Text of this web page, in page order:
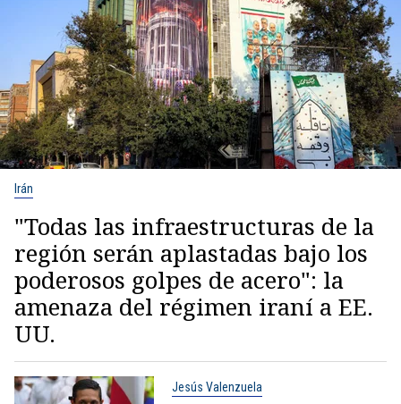
Irán
"Todas las infraestructuras de la
región serán aplastadas bajo los
poderosos golpes de acero": la
amenaza del régimen iraní a EE.
UU.
Jesús Valenzuela